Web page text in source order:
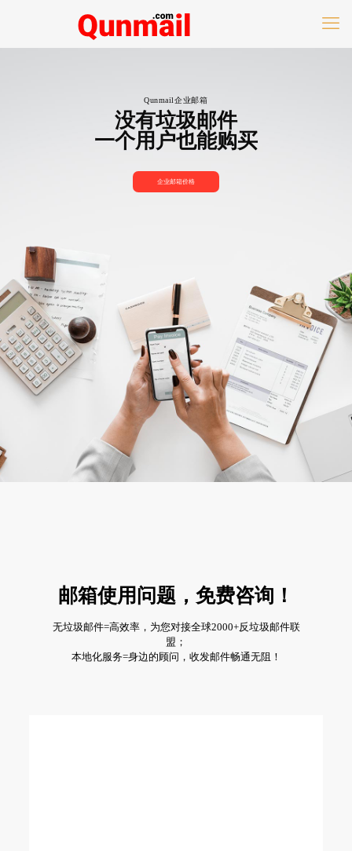
没有垃圾邮件
一个用户也能购买
Qunmail企业邮箱
企业邮箱价格
邮箱使用问题，免费咨询！
无垃圾邮件=高效率，为您对接全球2000+反垃圾邮件联
盟；
本地化服务=身边的顾问，收发邮件畅通无阻！